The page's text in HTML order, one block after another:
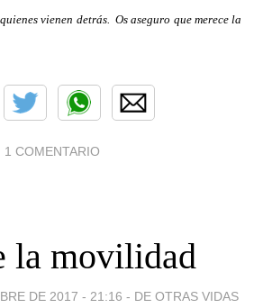
vienen detrás. Os aseguro que merece la
1 COMENTARIO
la movilidad
DE 2017 - 21:16 - DE OTRAS VIDAS